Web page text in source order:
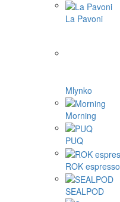
La Pavoni
Mlynko
Morning
PUQ
ROK espresso
SEALPOD